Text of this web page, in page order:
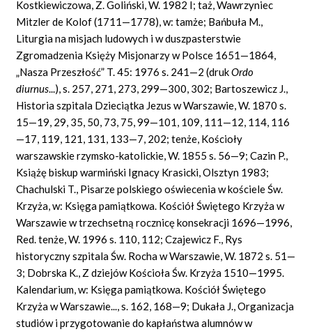
Kostkiewiczowa, Z. Goliński, W. 1982 I; taż, Wawrzyniec
Mitzler de Kolof (1711—1778), w: tamże; Bańbuła M.,
Liturgia na misjach ludowych i w duszpasterstwie
Zgromadzenia Księży Misjonarzy w Polsce 1651—1864,
„Nasza Przeszłość” T. 45: 1976 s. 241—2 (drukOrdo
diurnus...), s. 257, 271, 273, 299—300, 302; Bartoszewicz J.,
Historia szpitala Dzieciątka Jezus w Warszawie, W. 1870 s.
15—19, 29, 35, 50, 73, 75, 99—101, 109, 111—12, 114, 116
—17, 119, 121, 131, 133—7, 202; tenże, Kościoły
warszawskie rzymsko-katolickie, W. 1855 s. 56—9; Cazin P.,
Książę biskup warmiński Ignacy Krasicki, Olsztyn 1983;
Chachulski T., Pisarze polskiego oświecenia w kościele Św.
Krzyża, w: Księga pamiątkowa. Kościół Świętego Krzyża w
Warszawie w trzechsetną rocznicę konsekracji 1696—1996,
Red. tenże, W. 1996 s. 110, 112; Czajewicz F., Rys
historyczny szpitala Św. Rocha w Warszawie, W. 1872 s. 51—
3; Dobrska K., Z dziejów Kościoła Św. Krzyża 1510—1995.
Kalendarium, w: Księga pamiątkowa. Kościół Świętego
Krzyża w Warszawie..., s. 162, 168—9; Dukała J., Organizacja
studiów i przygotowanie do kapłaństwa alumnów w